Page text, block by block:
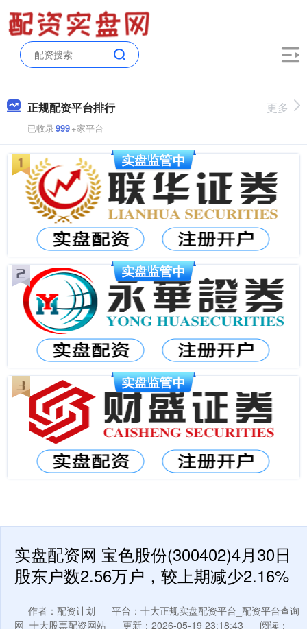
正规配资平台排行
已收录999+家平台
更多
实盘配资网 宝色股份(300402)4月30日
股东户数2.56万户，较上期减少2.16%
作者：配资计划
平台：十大正规实盘配资平台_配资平台查询
网_十大股票配资网站
更新：2026-05-19 23:18:43
阅读：